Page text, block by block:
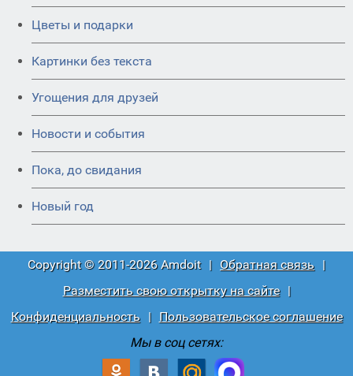
Цветы и подарки
Картинки без текста
Угощения для друзей
Новости и события
Пока, до свидания
Новый год
Copyright © 2011-2026 Amdoit | Обратная связь |
Разместить свою открытку на сайте
|
Конфиденциальность
|
Пользовательское соглашение
Мы в соц сетях: